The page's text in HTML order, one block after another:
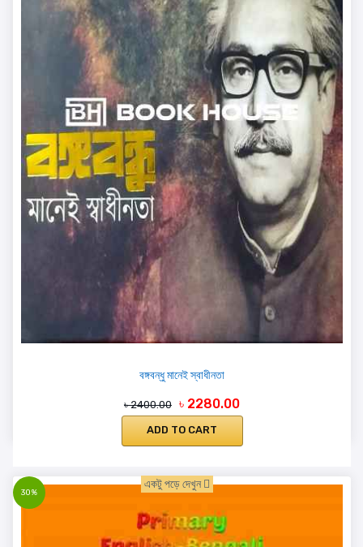
বঙ্গবন্ধু মানেই স্বাধীনতা
৳ 2400.00 ৳ 2280.00
ADD TO CART
30%
একটু পড়ে দেখুন